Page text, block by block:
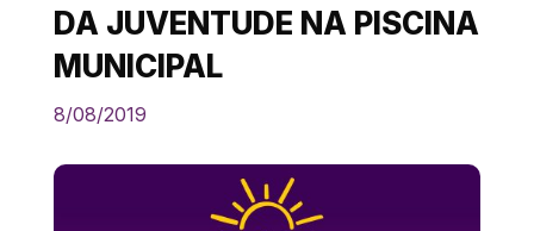
DA JUVENTUDE NA PISCINA
MUNICIPAL
8/08/2019